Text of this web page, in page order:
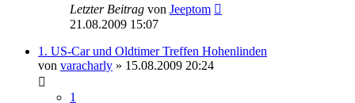
Letzter Beitrag von Jeeptom
21.08.2009 15:07
1. US-Car und Oldtimer Treffen Hohenlinden
von varacharly » 15.08.2009 20:24
1